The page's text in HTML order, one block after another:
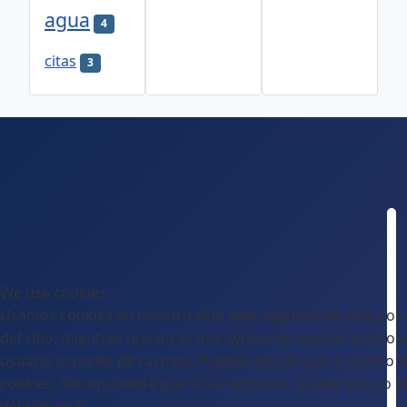
agua 4
citas 3
We use cookies
Usamos cookies en nuestro sitio web. Algunas de ellas
del sitio, mientras que otras nos ayudan a mejorar el sitio
usuario (cookies de rastreo). Puedes decidir por ti mismo
cookies. Ten en cuenta que si las rechazas, puede que no